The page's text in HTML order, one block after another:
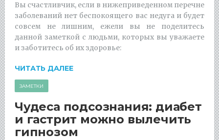
Вы счастливчик, если в нижеприведенном перечне
заболеваний нет беспокоящего вас недуга и будет
совсем не лишним, ежели вы не поделитесь
данной заметкой с людьми, которых вы уважаете
и заботитесь об их здоровье:
ЧИТАТЬ ДАЛЕЕ
ЗАМЕТКИ
Чудеса подсознания: диабет
и гастрит можно вылечить
гипнозом